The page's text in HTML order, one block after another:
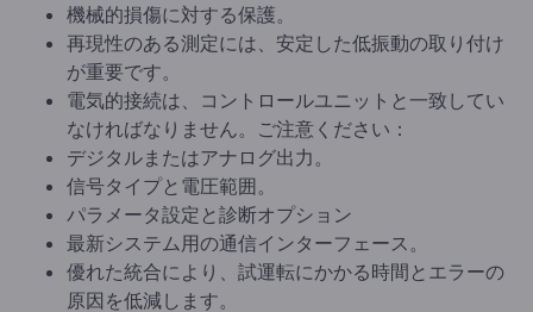
機械的損傷に対する保護。
再現性のある測定には、安定した低振動の取り付け
が重要です。
電気的接続は、コントロールユニットと一致してい
なければなりません。ご注意ください：
デジタルまたはアナログ出力。
信号タイプと電圧範囲。
パラメータ設定と診断オプション
最新システム用の通信インターフェース。
優れた統合により、試運転にかかる時間とエラーの
原因を低減します。